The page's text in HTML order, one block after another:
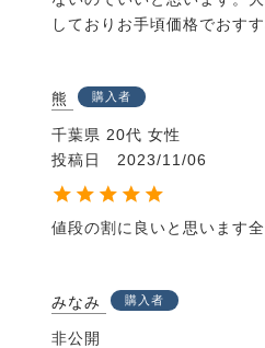
しておりお手頃価格でおすす
熊 購入者
千葉県 20代 女性
投稿日
2023/11/06
値段の割に良いと思います
みなみ 購入者
非公開